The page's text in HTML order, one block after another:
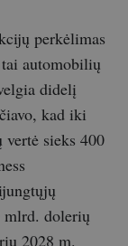
perkėlimas
automobilių
didelį
kad iki
sieks 400
mlrd. dolerių
2028 m.